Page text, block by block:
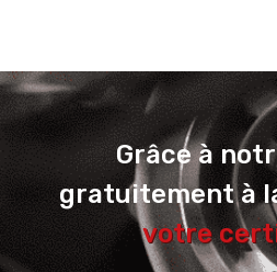
Grâce à
gratuitement à
votre